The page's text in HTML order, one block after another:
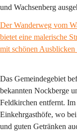
und Wachsenberg
Der Wanderweg vom
bietet eine malerische
mit schönen
Das Gemeindegebiet
bekannten Nockberge
Feldkirchen entfernt.
Einkehrgasthöfe, wo
und guten Getränken